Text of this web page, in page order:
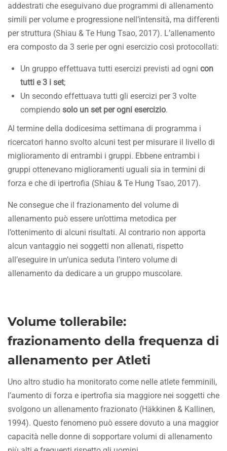
addestrati che eseguivano due programmi di allenamento
simili per volume e progressione nell’intensità, ma differenti
per struttura (Shiau & Te Hung Tsao, 2017). L’allenamento
era composto da 3 serie per ogni esercizio così protocollati:
Un gruppo effettuava tutti esercizi previsti ad ogni con
tutti e 3 i set;
Un secondo effettuava tutti gli esercizi per 3 volte
compiendo solo un set per ogni esercizio.
Al termine della dodicesima settimana di programma i
ricercatori hanno svolto alcuni test per misurare il livello di
miglioramento di entrambi i gruppi. Ebbene entrambi i
gruppi ottenevano miglioramenti uguali sia in termini di
forza e che di ipertrofia (Shiau & Te Hung Tsao, 2017).
Ne consegue che il frazionamento del volume di
allenamento può essere un’ottima metodica per
l’ottenimento di alcuni risultati. Al contrario non apporta
alcun vantaggio nei soggetti non allenati, rispetto
all’eseguire in un’unica seduta l’intero volume di
allenamento da dedicare a un gruppo muscolare.
Volume tollerabile:
frazionamento della frequenza di
allenamento per Atleti
Uno altro studio ha monitorato come nelle atlete femminili,
l’aumento di forza e ipertrofia sia maggiore nei soggetti che
svolgono un allenamento frazionato (Häkkinen & Kallinen,
1994). Questo fenomeno può essere dovuto a una maggior
capacità nelle donne di sopportare volumi di allenamento